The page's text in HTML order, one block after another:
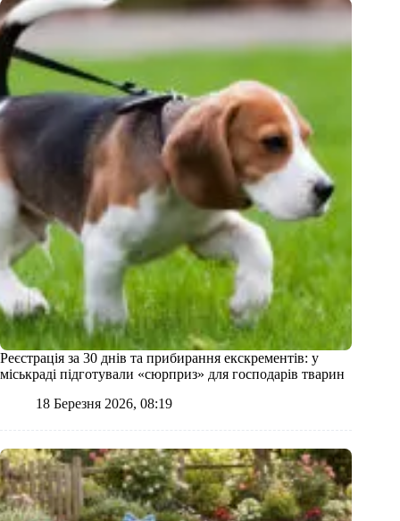
Реєстрація за 30 днів та прибирання екскрементів: у
міськраді підготували «сюрприз» для господарів тварин
18 Березня 2026, 08:19